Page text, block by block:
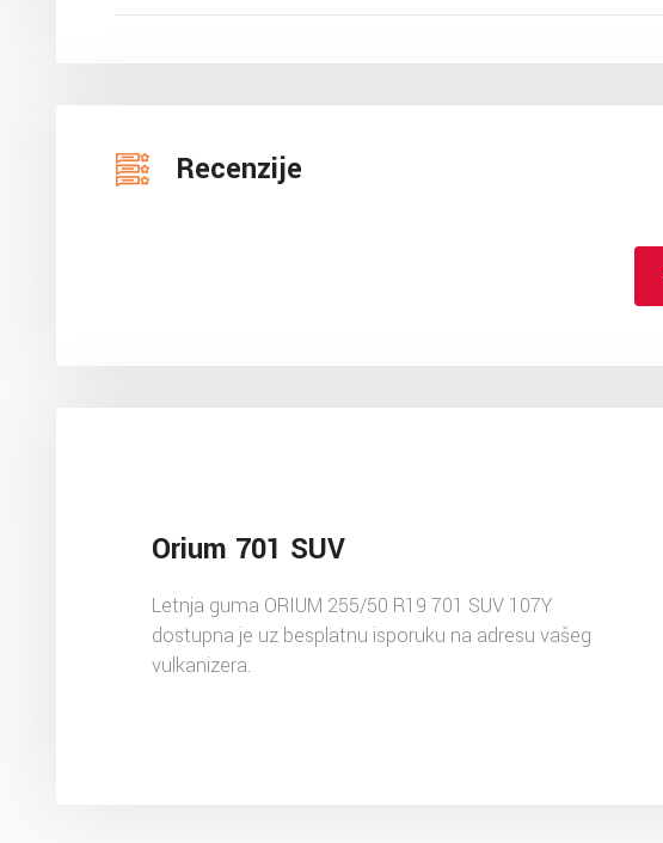
Recenzije
Orium 701 SUV
Letnja guma ORIUM 255/50 R19 701 SUV 107Y
dostupna je uz besplatnu isporuku na adresu vašeg
vulkanizera.